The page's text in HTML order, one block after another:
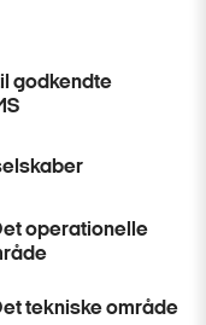
godkendte
operationelle
tekniske område